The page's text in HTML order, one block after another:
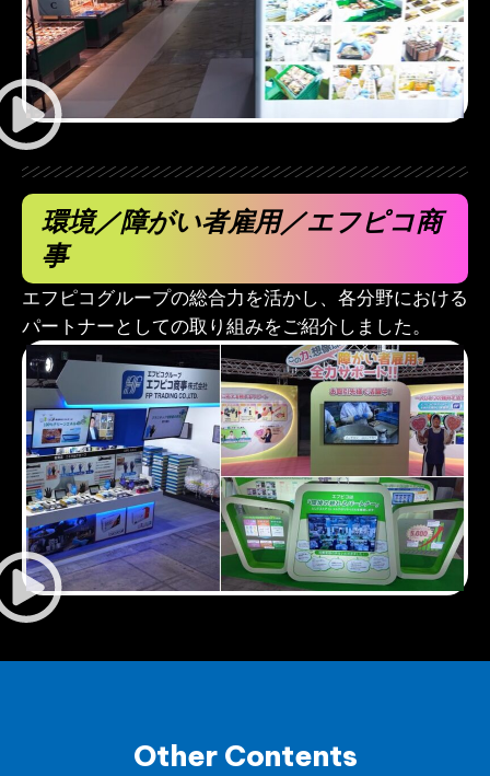
環境／障がい者雇用／エフピコ商
事
エフピコグループの総合力を活かし、各分野における
パートナーとしての取り組みをご紹介しました。
Other Contents